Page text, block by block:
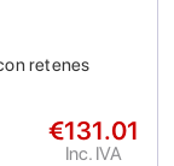
retenes
€131.01
Inc. IVA